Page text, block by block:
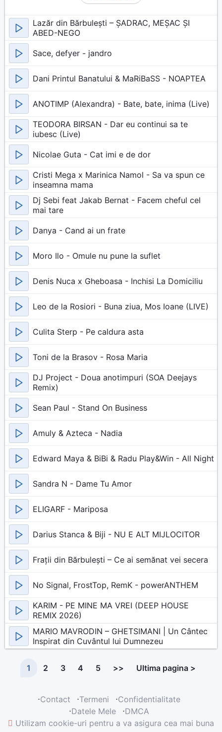
Lazăr din Bărbulești – ȘADRAC, MEȘAC ȘI
ABED-NEGO
Sace, defyer - jandro
Dani Printul Banatului & MaRiBaSS - NOAPTEA
ANOTIMP (Alexandra) - Bate, bate, inima (Live)
TEODORA BIRSAN - Dar eu continui sa te
iubesc (Live)
Nicolae Guta - Cat imi e de dor
Cristi Mega x Marinica Namol - Sa va spun ce
inseamna mama
Dj Sebi feat Jakab Bernat - Facem cheful cel
mai tare
Danya - Cand ai un frate
Moro Ilo - Omule nu pune la suflet
Denis Nuca x Gheboasa - Inchisi La Domiciliu
Leo de la Rosiori - Buna ziua, Mos Ioane (LIVE)
Culita Sterp - Pe caldura asta
Toni de la Brasov - Rosa Maria
DJ Project - Doua anotimpuri (SOA Deejays
Remix)
Sean Paul - Stand On Business
Amuly & Azteca - Nadia
Edward Maya & BiBi & Radu Play&Win - All Night
Sandra N - Dame Tu Amor
ELIGARF - Mariposa
Darius Stanca & Biji - NU E ALT MIJLOCITOR
Frații din Bărbulești – Ce ai semănat vei secera
No Signal, FrostTop, RemK - powerANTHEM
KARIM - PE MINE MA VREI (DEEP HOUSE
REMIX 2026)
MARIO MAVRODIN – GHETSIMANI | Un Cântec
Inspirat din Cuvântul lui Dumnezeu
1 2 3 4 5 >> Ultima pagina >
⋅Contact ⋅Termeni ⋅Confidentialitate
⋅Datele Mele ⋅DMCA
Utilizam cookie-uri pentru a va asigura cea mai buna